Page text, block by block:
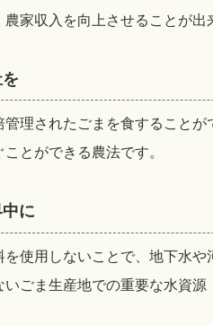
家収入を向上させることが出
理されたごまを食することが
とができる農法です。
に
使用しないことで、地下水や
ごま生産地での重要な水資源